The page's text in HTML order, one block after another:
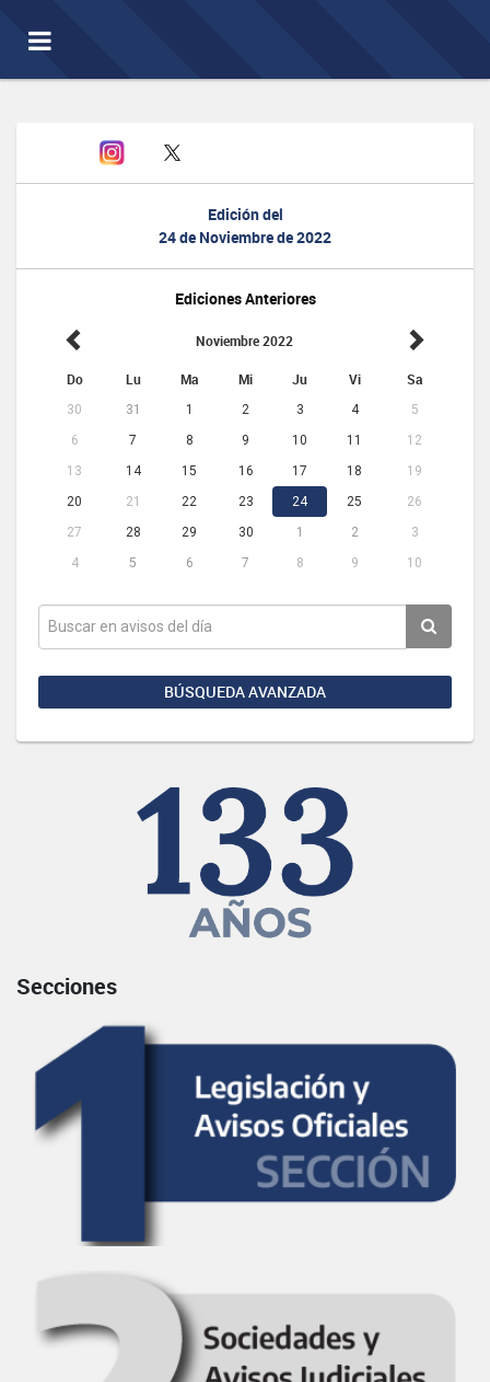
Toggle
navigation
Edición del
24 de Noviembre de 2022
Ediciones Anteriores
Noviembre 2022
Do Lu Ma Mi Ju Vi Sa
30 31 1 2 3 4
5
6
7 8 9 10 11
12
13
14 15 16 17 18
19
20
21 22 23 24 25
26
27
28 29 30 1 2
3
4
5 6 7 8 9 10
BÚSQUEDA AVANZADA
Secciones